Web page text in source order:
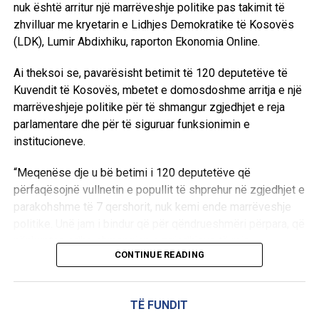
nuk është arritur një marrëveshje politike pas takimit të
zhvilluar me kryetarin e Lidhjes Demokratike të Kosovës
(LDK), Lumir Abdixhiku, raporton Ekonomia Online.
Ai theksoi se, pavarësisht betimit të 120 deputetëve të
Kuvendit të Kosovës, mbetet e domosdoshme arritja e një
marrëveshjeje politike për të shmangur zgjedhjet e reja
parlamentare dhe për të siguruar funksionimin e
institucioneve.
“Meqenëse dje u bë betimi i 120 deputetëve që
përfaqësojnë vullnetin e popullit të shprehur në zgjedhjet e
parakohshme të 7 qershorit, nuk kemi ende marrëveshje
nënkupton edhe shmangien e zgjedhjeve të reja
parlamentare, që padyshim sikurse ato të mëhershmet do
vendit, nuk është e mundur ndryshe përveçse pa
CONTINUE READING
TË FUNDIT